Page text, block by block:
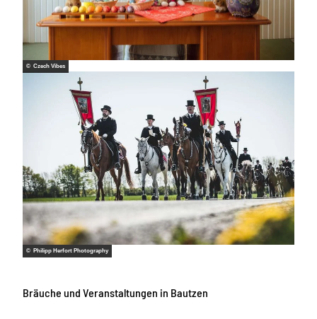
© Czech Vibes
© Philipp Herfort Photography
Bräuche und Veranstaltungen in Bautzen